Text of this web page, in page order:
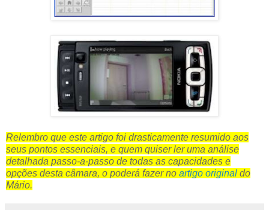
Relembro que este artigo foi drasticamente resumido aos
seus pontos essenciais, e quem quiser ler uma análise
detalhada passo-a-passo de todas as capacidades e
opções desta câmara, o poderá fazer no artigo original do
Mário.